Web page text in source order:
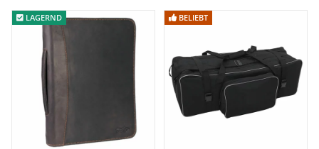
LAGERND
LAGERND BELIEBT
BELIEBT